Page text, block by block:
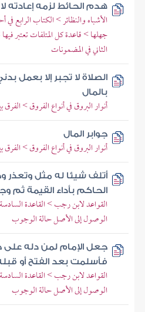
هدم الحائط لزمه إعادته
الأشباه والنظائر > الكتاب الرابع
جهلها > قاعدة كل المتلفات تعتبر
الثاني في المضمونات
الصلاة لا تجبر إلا بعمل
بالمال
أنوار البروق في أنواع الفروق >
جوابر المال
أنوار البروق في أنواع الفروق >
أتلف شيئا له مثل وتعذر
الحاكم بأداء القيمة ثم
القواعد لابن رجب > القاعدة
الوصول إلى الأصل حالة الوجوب
جعل الإمام لمن دله
فأسلمت بعد الفتح أو
القواعد لابن رجب > القاعدة
الوصول إلى الأصل حالة الوجوب